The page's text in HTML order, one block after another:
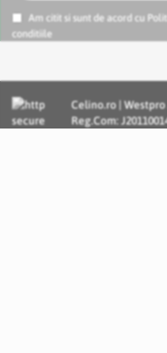
Am citit si sunt de acord cu
conditiile
Celino.ro | Westpro
Reg.Com: